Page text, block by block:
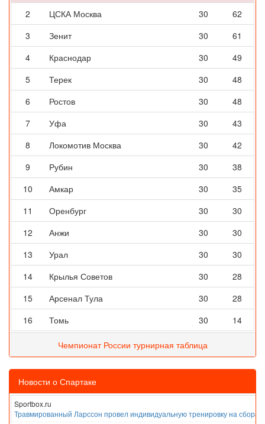
2
ЦСКА Москва 30
62
3
Зенит 30
61
4
Краснодар 30
49
5
Терек 30
48
6
Ростов 30
48
7
Уфа 30
43
8
Локомотив Москва 30
42
9
Рубин 30
38
10
Амкар 30
35
11
Оренбург 30
30
12
Анжи 30
30
13
Урал 30
30
14
Крылья Советов 30
28
15
Арсенал Тула 30
28
16
Томь 30 14
Чемпионат России турнирная таблица
Новости о Спартаке
Sportbox.ru
Травмированный Ларссон провел индивидуальную тренировку на